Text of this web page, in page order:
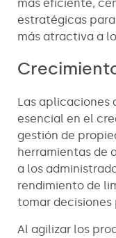
más eficiente,
estratégicas
más atractiva a
Las aplicaciones
esencial en el
gestión de
herramientas de
a los
rendimiento de
tomar decisiones
Al agilizar los